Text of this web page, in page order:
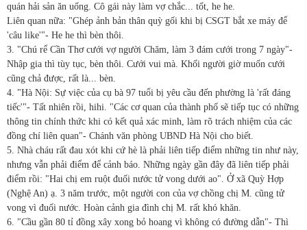
quán hải sản ăn uống. Cô gái này làm vợ chắc... tốt, he he.
Liên quan nữa: "Ghép ảnh bản thân quỳ gối khi bị CSGT bắt xe máy để
'câu like'"- He he thì bèn thôi.
3. "Chú rể Cần Thơ cưới vợ người Chăm, làm 3 đám cưới trong 7 ngày"-
Nhập gia thì tùy tục, bèn thôi. Cưới vui mà. Khối người giờ muốn cưới
cũng chả được, rất là... bèn.
4. "Hà Nội: Sự việc của cụ bà 97 tuổi bị yêu cầu đến phường là 'rất đáng
tiếc'"- Tất nhiên rồi, hihi. "Các cơ quan của thành phố sẽ tiếp tục có những
thông tin chính thức khi có kết quả xác minh, làm rõ trách nhiệm của các
đồng chí liên quan"- Chánh văn phòng UBND Hà Nội cho biết.
5. Nhà cháu rất đau xót khi cứ hè là phải liên tiếp điểm những tin như này,
nhưng vẫn phải điểm để cảnh báo. Những ngày gần đây đã liên tiếp phải
điểm rồi: "Hai chị em ruột đuối nước tử vong dưới ao". Ở xã Quỳ Hợp
(Nghệ An) ạ. 3 năm trước, một người con của vợ chồng chị M. cũng tử
vong vì đuối nước. Hoàn cảnh gia đình chị M. rất khó khăn.
6. "Cầu gần 80 tỉ đồng xây xong bỏ hoang vì không có đường dẫn"- Thì